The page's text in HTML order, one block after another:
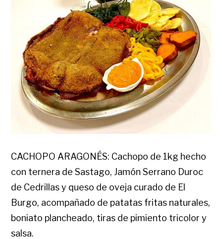
CACHOPO ARAGONÉS: Cachopo de 1kg hecho
con ternera de Sastago, Jamón Serrano Duroc
de Cedrillas y queso de oveja curado de El
Burgo, acompañado de patatas fritas naturales,
boniato plancheado, tiras de pimiento tricolor y
salsa.